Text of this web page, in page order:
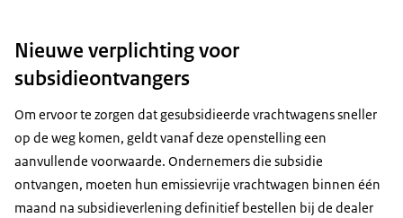
Nieuwe verplichting voor
subsidieontvangers
Om ervoor te zorgen dat gesubsidieerde vrachtwagens sneller
op de weg komen, geldt vanaf deze openstelling een
aanvullende voorwaarde. Ondernemers die subsidie
ontvangen, moeten hun emissievrije vrachtwagen binnen één
maand na subsidieverlening definitief bestellen bij de dealer